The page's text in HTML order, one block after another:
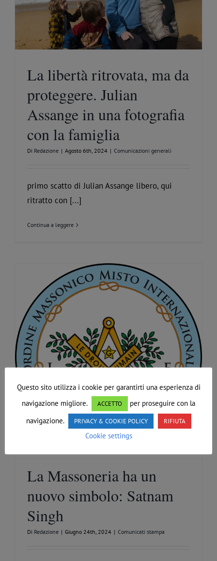
La libertà ritrovata, ma da
proteggere. Julian
Assange in una fotografia
con la famiglia
Di Redazione | Agosto 6th, 2024 | Comunicazioni generali
primo scatto di Julian Assange libero, qui
ritratto con [...]
Continua a leggere
La Massoneria ha un
nuovo simbolo: Satnam
Singh
Di Redazione | Giugno 24th, 2024 | Comunicati stampa
Questo sito utilizza i cookie per garantirti una esperienza di
navigazione migliore.
ACCETTO
per proseguire con la
navigazione.
PRIVACY & COOKIE POLICY RIFIUTA
Cookie settings